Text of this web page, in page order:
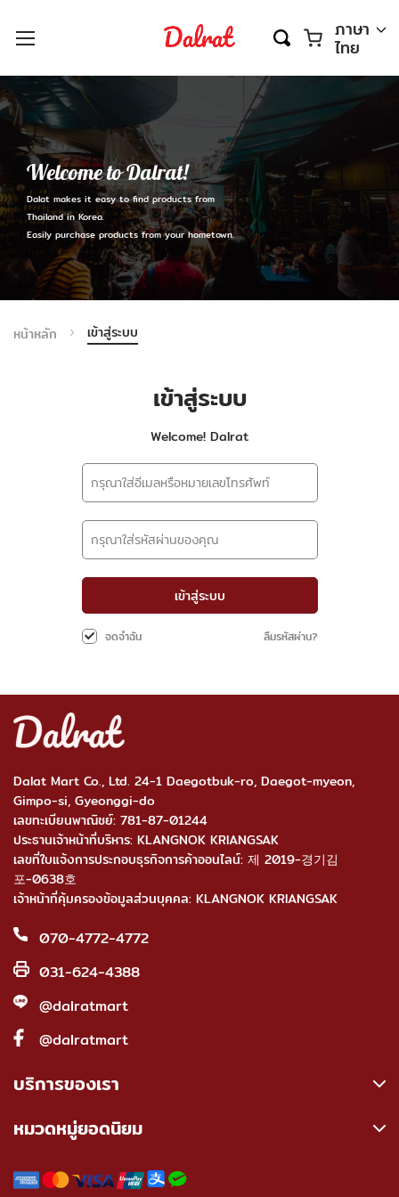
ตะกร้าภาษา
ไทย
Welcome to Dalrat!
Dalat makes it easy to find products from
Thailand in Korea.
Easily purchase products from your hometown.
หน้าหลัก เข้าสู่ระบบ
เข้าสู่ระบบ
Welcome! Dalrat
เข้าสู่ระบบ
จดจำฉัน ลืมรหัสผ่าน?
Dalat Mart Co., Ltd. 24-1 Daegotbuk-ro, Daegot-myeon,
Gimpo-si, Gyeonggi-do
เลขทะเบียนพาณิชย์: 781-87-01244
ประธานเจ้าหน้าที่บริหาร: KLANGNOK KRIANGSAK
เลขที่ใบแจ้งการประกอบธุรกิจการค้าออนไลน์: 제 2019-경기김
포-0638호
เจ้าหน้าที่คุ้มครองข้อมูลส่วนบุคคล: KLANGNOK KRIANGSAK
070-4772-4772
031-624-4388
@dalratmart
@dalratmart
บริการของเรา
หมวดหมู่ยอดนิยม